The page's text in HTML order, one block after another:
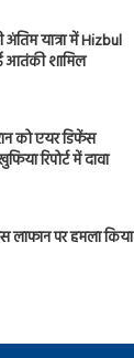
अंतिम यात्रा में Hizbul
आतंकी शामिल
को एयर डिफेंस
रिपोर्ट में दावा
लाफान पर हमला किया